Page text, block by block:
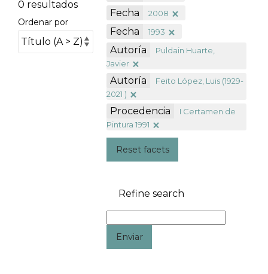
0 resultados
Ordenar por
Fecha 2008
Fecha 1993
Autoría
Puldain Huarte,
Javier
Autoría
Feito López, Luis (1929-
2021 )
Procedencia
I Certamen de
Pintura 1991
Reset facets
Refine search
Enviar